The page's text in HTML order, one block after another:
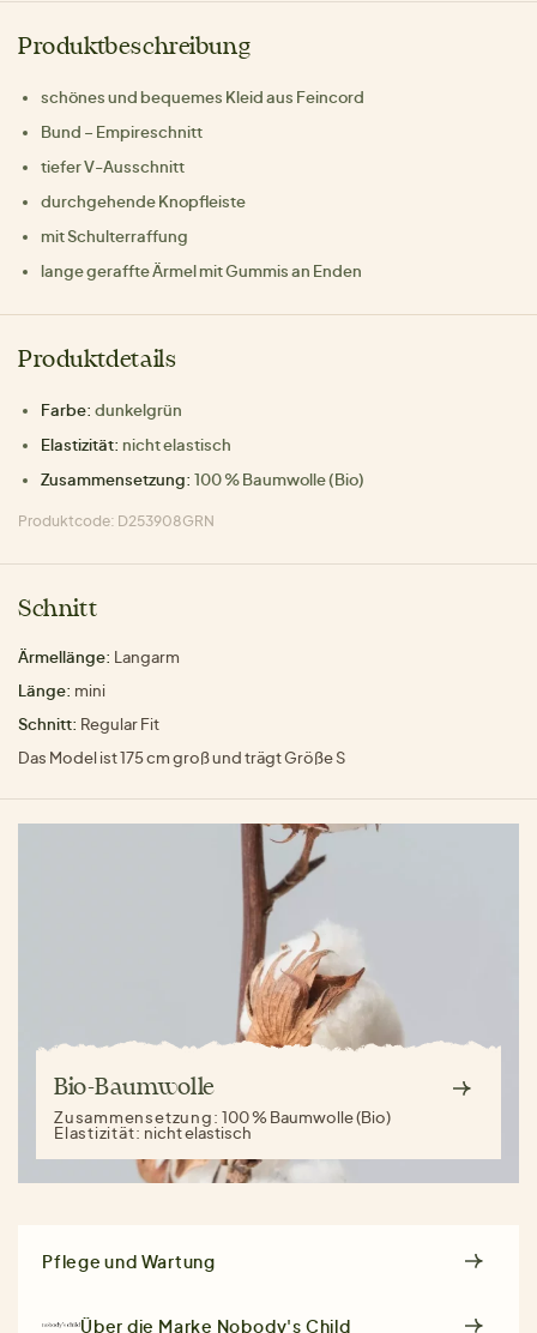
Produktbeschreibung
schönes und bequemes Kleid aus Feincord
Bund – Empireschnitt
tiefer V-Ausschnitt
durchgehende Knopfleiste
mit Schulterraffung
lange geraffte Ärmel mit Gummis an Enden
Produktdetails
Farbe: dunkelgrün
Elastizität: nicht elastisch
Zusammensetzung: 100 % Baumwolle (Bio)
Produktcode: D253908GRN
Schnitt
Ärmellänge: Langarm
Länge: mini
Schnitt: Regular Fit
Das Model ist 175 cm groß und trägt Größe S
Bio-Baumwolle
Zusammensetzung:100 % Baumwolle (Bio)
Elastizität: nicht elastisch
Pflege und Wartung
Über die Marke Nobody's Child